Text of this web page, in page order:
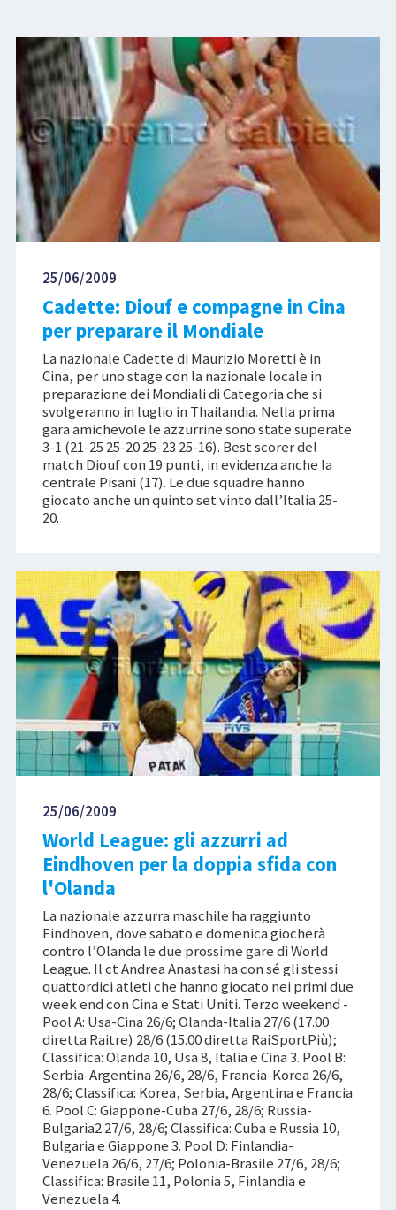
25/06/2009
Cadette: Diouf e compagne in Cina
per preparare il Mondiale
La nazionale Cadette di Maurizio Moretti è in
Cina, per uno stage con la nazionale locale in
preparazione dei Mondiali di Categoria che si
svolgeranno in luglio in Thailandia. Nella prima
gara amichevole le azzurrine sono state superate
3-1 (21-25 25-20 25-23 25-16). Best scorer del
match Diouf con 19 punti, in evidenza anche la
centrale Pisani (17). Le due squadre hanno
giocato anche un quinto set vinto dall’Italia 25-
20.
25/06/2009
World League: gli azzurri ad
Eindhoven per la doppia sfida con
l'Olanda
La nazionale azzurra maschile ha raggiunto
Eindhoven, dove sabato e domenica giocherà
contro l’Olanda le due prossime gare di World
League. Il ct Andrea Anastasi ha con sé gli stessi
quattordici atleti che hanno giocato nei primi due
week end con Cina e Stati Uniti. Terzo weekend -
Pool A: Usa-Cina 26/6; Olanda-Italia 27/6 (17.00
diretta Raitre) 28/6 (15.00 diretta RaiSportPiù);
Classifica: Olanda 10, Usa 8, Italia e Cina 3. Pool B:
Serbia-Argentina 26/6, 28/6, Francia-Korea 26/6,
28/6; Classifica: Korea, Serbia, Argentina e Francia
6. Pool C: Giappone-Cuba 27/6, 28/6; Russia-
Bulgaria2 27/6, 28/6; Classifica: Cuba e Russia 10,
Bulgaria e Giappone 3. Pool D: Finlandia-
Venezuela 26/6, 27/6; Polonia-Brasile 27/6, 28/6;
Classifica: Brasile 11, Polonia 5, Finlandia e
Venezuela 4.